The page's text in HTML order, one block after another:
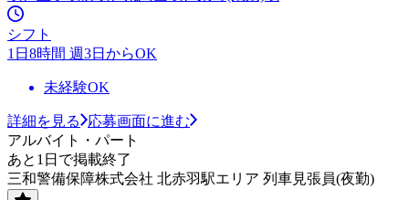
シフト
1日8時間 週3日からOK
未経験OK
詳細を見る
応募画面に進む
アルバイト・パート
あと1日で掲載終了
三和警備保障株式会社 北赤羽駅エリア 列車見張員(夜勤)